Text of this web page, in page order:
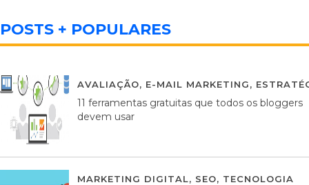
POSTS + POPULARES
AVALIAÇÃO, E-MAIL MARKETING,
11 ferramentas gratuitas que todos os bloggers
devem usar
MARKETING DIGITAL, SEO, TECNOLOGIA